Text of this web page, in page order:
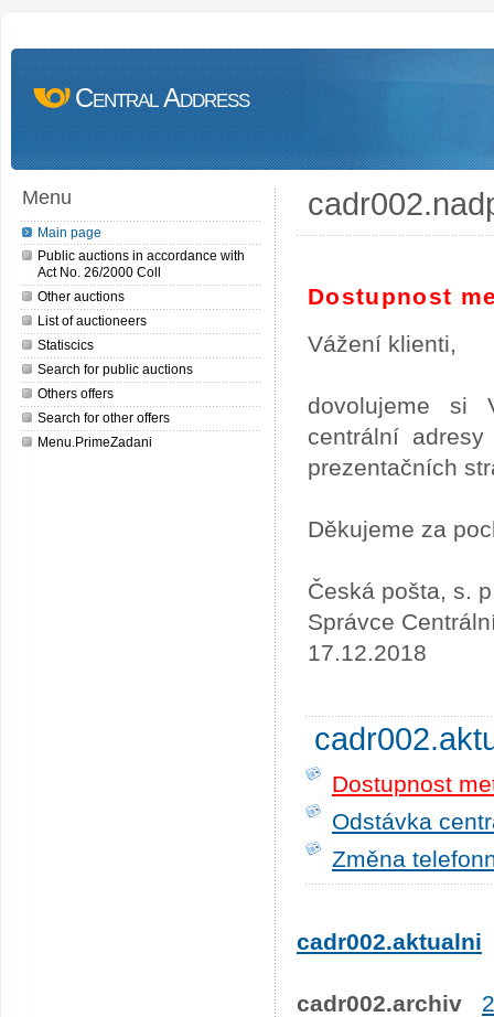
Central Address
Menu
Main page
Public auctions in accordance with
Act No. 26/2000 Coll
Other auctions
List of auctioneers
Statiscics
Search for public auctions
Others offers
Search for other offers
Menu.PrimeZadani
Dostupnost
Vážení klienti,
dovolujeme si
centrální
prezentačních
Děkujeme za
Česká pošta, s.
Správce
17.12.2018
Dostupnost
Odstávka
Změna
cadr002.aktualni
cadr002.archiv